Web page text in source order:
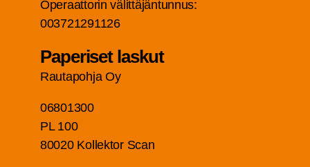
Ope­raat­to­rin välit­tä­jän­tun­nus:
003721291126
Pape­ri­set laskut
Rau­ta­poh­ja Oy
06801300
PL 100
80020 Kol­lek­tor Scan